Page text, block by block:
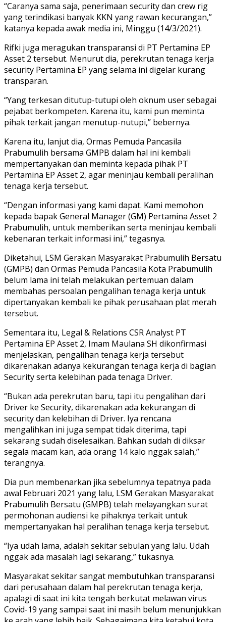
“Caranya sama saja, penerimaan security dan crew rig
yang terindikasi banyak KKN yang rawan kecurangan,”
katanya kepada awak media ini, Minggu (14/3/2021).
Rifki juga meragukan transparansi di PT Pertamina EP
Asset 2 tersebut. Menurut dia, perekrutan tenaga kerja
security Pertamina EP yang selama ini digelar kurang
transparan.
“Yang terkesan ditutup-tutupi oleh oknum user sebagai
pejabat berkompeten. Karena itu, kami pun meminta
pihak terkait jangan menutup-nutupi,” bebernya.
Karena itu, lanjut dia, Ormas Pemuda Pancasila
Prabumulih bersama GMPB dalam hal ini kembali
mempertanyakan dan meminta kepada pihak PT
Pertamina EP Asset 2, agar meninjau kembali peralihan
tenaga kerja tersebut.
“Dengan informasi yang kami dapat. Kami memohon
kepada bapak General Manager (GM) Pertamina Asset 2
Prabumulih, untuk memberikan serta meninjau kembali
kebenaran terkait informasi ini,” tegasnya.
Diketahui, LSM Gerakan Masyarakat Prabumulih Bersatu
(GMPB) dan Ormas Pemuda Pancasila Kota Prabumulih
belum lama ini telah melakukan pertemuan dalam
membahas persoalan pengalihan tenaga kerja untuk
dipertanyakan kembali ke pihak perusahaan plat merah
tersebut.
Sementara itu, Legal & Relations CSR Analyst PT
Pertamina EP Asset 2, Imam Maulana SH dikonfirmasi
menjelaskan, pengalihan tenaga kerja tersebut
dikarenakan adanya kekurangan tenaga kerja di bagian
Security serta kelebihan pada tenaga Driver.
“Bukan ada perekrutan baru, tapi itu pengalihan dari
Driver ke Security, dikarenakan ada kekurangan di
security dan kelebihan di Driver. Iya rencana
mengalihkan ini juga sempat tidak diterima, tapi
sekarang sudah diselesaikan. Bahkan sudah di diksar
segala macam kan, ada orang 14 kalo nggak salah,”
terangnya.
Dia pun membenarkan jika sebelumnya tepatnya pada
awal Februari 2021 yang lalu, LSM Gerakan Masyarakat
Prabumulih Bersatu (GMPB) telah melayangkan surat
permohonan audiensi ke pihaknya terkait untuk
mempertanyakan hal peralihan tenaga kerja tersebut.
“Iya udah lama, adalah sekitar sebulan yang lalu. Udah
nggak ada masalah lagi sekarang,” tukasnya.
Masyarakat sekitar sangat membutuhkan transparansi
dari perusahaan dalam hal perekrutan tenaga kerja,
apalagi di saat ini kita tengah berkutat melawan virus
Covid-19 yang sampai saat ini masih belum menunjukkan